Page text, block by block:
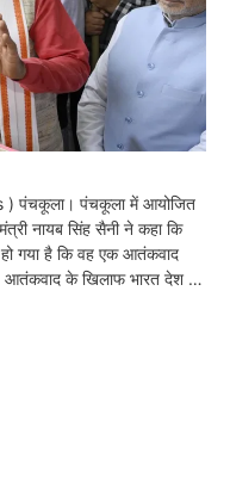
पंचकूला। पंचकूला में आयोजित
नायब सिंह सैनी ने कहा कि
गया है कि वह एक आतंकवाद
आतंकवाद के खिलाफ भारत देश …